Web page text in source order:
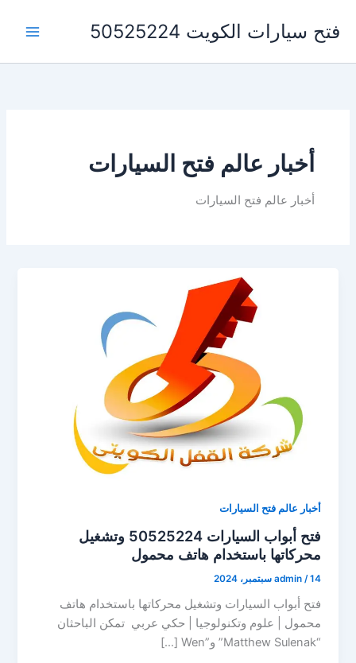
المحتوى
فتح سيارات الكويت 50525224
أخبار عالم فتح السيارات
أخبار عالم فتح السيارات
أخبار عالم فتح السيارات
فتح أبواب السيارات 50525224 وتشغيل
محركاتها باستخدام هاتف محمول
admin /14 سبتمبر، 2024
فتح أبواب السيارات وتشغيل محركاتها باستخدام هاتف
محمول | علوم وتكنولوجيا | حكي عربي ­ تمكن الباحثان
“Matthew Sulenak” و”Wen […]